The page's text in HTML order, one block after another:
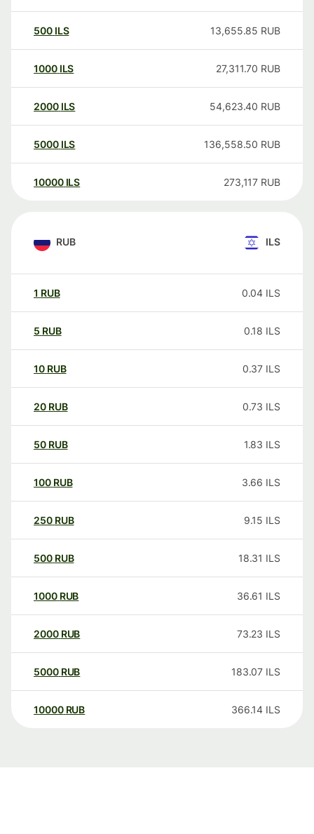
500 ILS 13,655.85 RUB
1000 ILS 27,311.70 RUB
2000 ILS 54,623.40 RUB
5000 ILS 136,558.50 RUB
10000 ILS 273,117 RUB
RUB ILS
1 RUB 0.04 ILS
5 RUB 0.18 ILS
10 RUB 0.37 ILS
20 RUB 0.73 ILS
50 RUB 1.83 ILS
100 RUB 3.66 ILS
250 RUB 9.15 ILS
500 RUB 18.31 ILS
1000 RUB 36.61 ILS
2000 RUB 73.23 ILS
5000 RUB 183.07 ILS
10000 RUB 366.14 ILS